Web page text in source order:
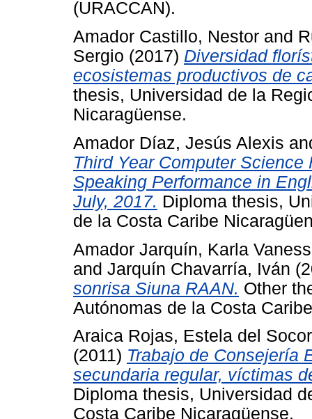
(URACCAN).
Amador Castillo, Nestor and
Sergio (2017) Diversidad
ecosistemas productivos de
thesis, Universidad de la
Nicaragüense.
Amador Díaz, Jesús Alexis
Third Year Computer Science
Speaking Performance in
July, 2017. Diploma thesis,
de la Costa Caribe
Amador Jarquín, Karla
and Jarquín Chavarría, Iván
sonrisa Siuna RAAN. Other
Autónomas de la Costa
Araica Rojas, Estela del
(2011) Trabajo de Consejería
secundaria regular, víctimas
Diploma thesis, Universidad
Costa Caribe Nicaragüense.